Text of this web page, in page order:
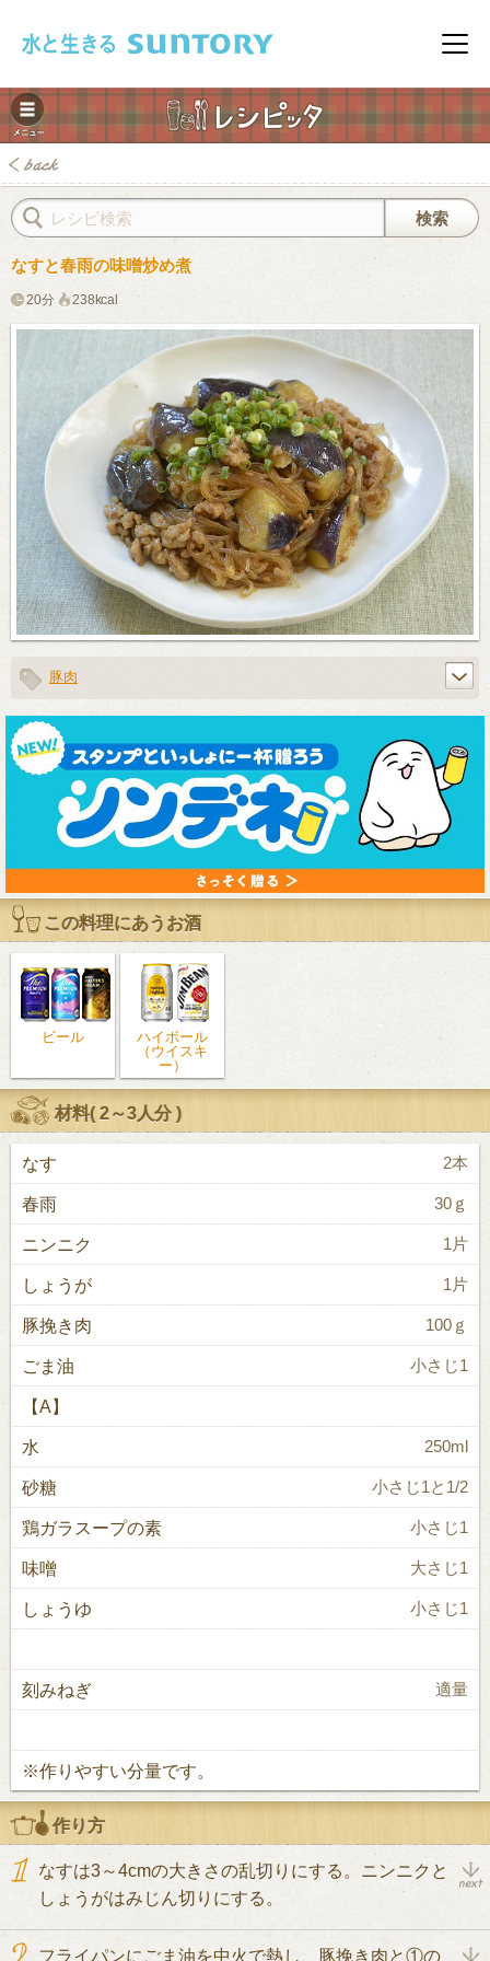
メニ
レシピ
なすと春雨の味噌炒め煮
20分 238kcal
豚肉
この料理にあうお酒
ビール
ハイボール
（ウイスキ
ー）
材料(2～3人分)
なす 2本
春雨 30ｇ
ニンニク 1片
しょうが 1片
豚挽き肉 100ｇ
ごま油 小さじ1
【A】
水 250ml
砂糖 小さじ1と1/2
鶏ガラスープの素 小さじ1
味噌 大さじ1
しょうゆ 小さじ1
刻みねぎ 適量
※作りやすい分量です。
作り方
なすは3～4cmの大きさの乱切りにする。ニンニクと
しょうがはみじん切りにする。
フライパンにごま油を中火で熱し、豚挽き肉と①の